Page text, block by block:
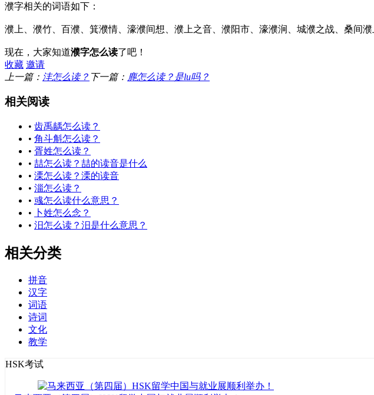
濮字相关的词语如下：
濮上、 濮竹、百濮、 箕濮情、濠濮间想、 濮上之音 濮阳市、濠濮涧、 城濮之战、桑间濮
现在，大家知道濮字怎么读了吧！
收藏 邀请
上一篇： 沣怎么读？ 下一篇： 麂怎么读？是lu吗？
相关阅读
• 齿禹龋怎么读？
• 角斗斛怎么读？
• 胥姓怎么读？
• 喆怎么读？喆的读音是什么
• 溧怎么读？溧的读音
• 淄怎么读？
• 彧怎么读什么意思？
•
卜姓怎么念？
• 汨怎么读？汨是什么意思？
相关分类
拼音
汉字
词语
诗词
文化
教学
HSK考试